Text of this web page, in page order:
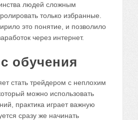
людей сложным
только избранные.
это понятие, и позволило
через интернет.
обучения
стать трейдером с неплохим
можно использовать
практика играет важную
сразу же начинать